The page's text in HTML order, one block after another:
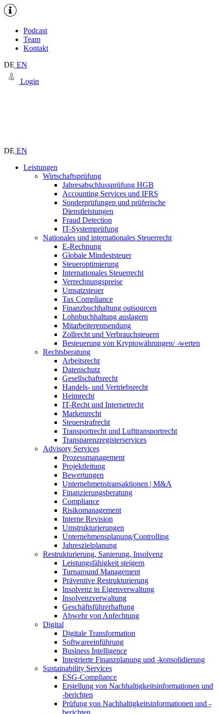
Podcast
Team
Kontakt
DE EN
Login
DE EN
Leistungen
Wirtschaftsprüfung
Jahresabschlussprüfung HGB
Accounting Services und IFRS
Sonderprüfungen und prüferische
Dienstleistungen
Fraud Detection
IT-Systemprüfung
Nationales und internationales Steuerrecht
E-Rechnung
Globale Mindeststeuer
Steueroptimierung
Internationales Steuerrecht
Verrechnungspreise
Umsatzsteuer
Tax Compliance
Finanzbuchhaltung outsourcen
Lohnbuchhaltung auslagern
Mitarbeiterentsendung
Zollrecht und Verbrauchsteuern
Besteuerung von Kryptowährungen/ -werten
Rechtsberatung
Arbeitsrecht
Datenschutz
Gesellschaftsrecht
Handels- und Vertriebsrecht
Heimrecht
IT-Recht und Internetrecht
Markenrecht
Steuerstrafrecht
Transportrecht und Lufttransportrecht
Transparenzregisterservices
Advisory Services
Prozessmanagement
Projektleitung
Bewertungen
Unternehmenstransaktionen | M&A
Finanzierungsberatung
Compliance
Risikomanagement
Interne Revision
Umstrukturierungen
Unternehmensplanung/Controlling
Jahreszielplanung
Restrukturierung, Sanierung, Insolvenz
Leistungsfähigkeit steigern
Turnaround Management
Präventive Restrukturierung
Insolvenz in Eigenverwaltung
Insolvenzverwaltung
Geschäftsführerhaftung
Abwehr von Anfechtung
Digital
Digitale Transformation
Softwareeinführung
Business Intelligence
Integrierte Finanzplanung und -konsolidierung
Sustainability Services
ESG-Compliance
Erstellung von Nachhaltigkeitsinformationen und
-berichten
Prüfung von Nachhaltigkeitsinformationen und -